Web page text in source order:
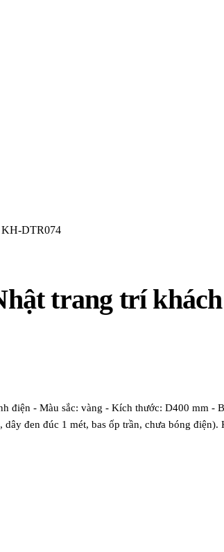
KH-DTR074
trang trí
điện - Màu sắc: vàng - Kích thước: D400 mm -
đen đúc 1 mét, bas ốp trần, chưa bóng